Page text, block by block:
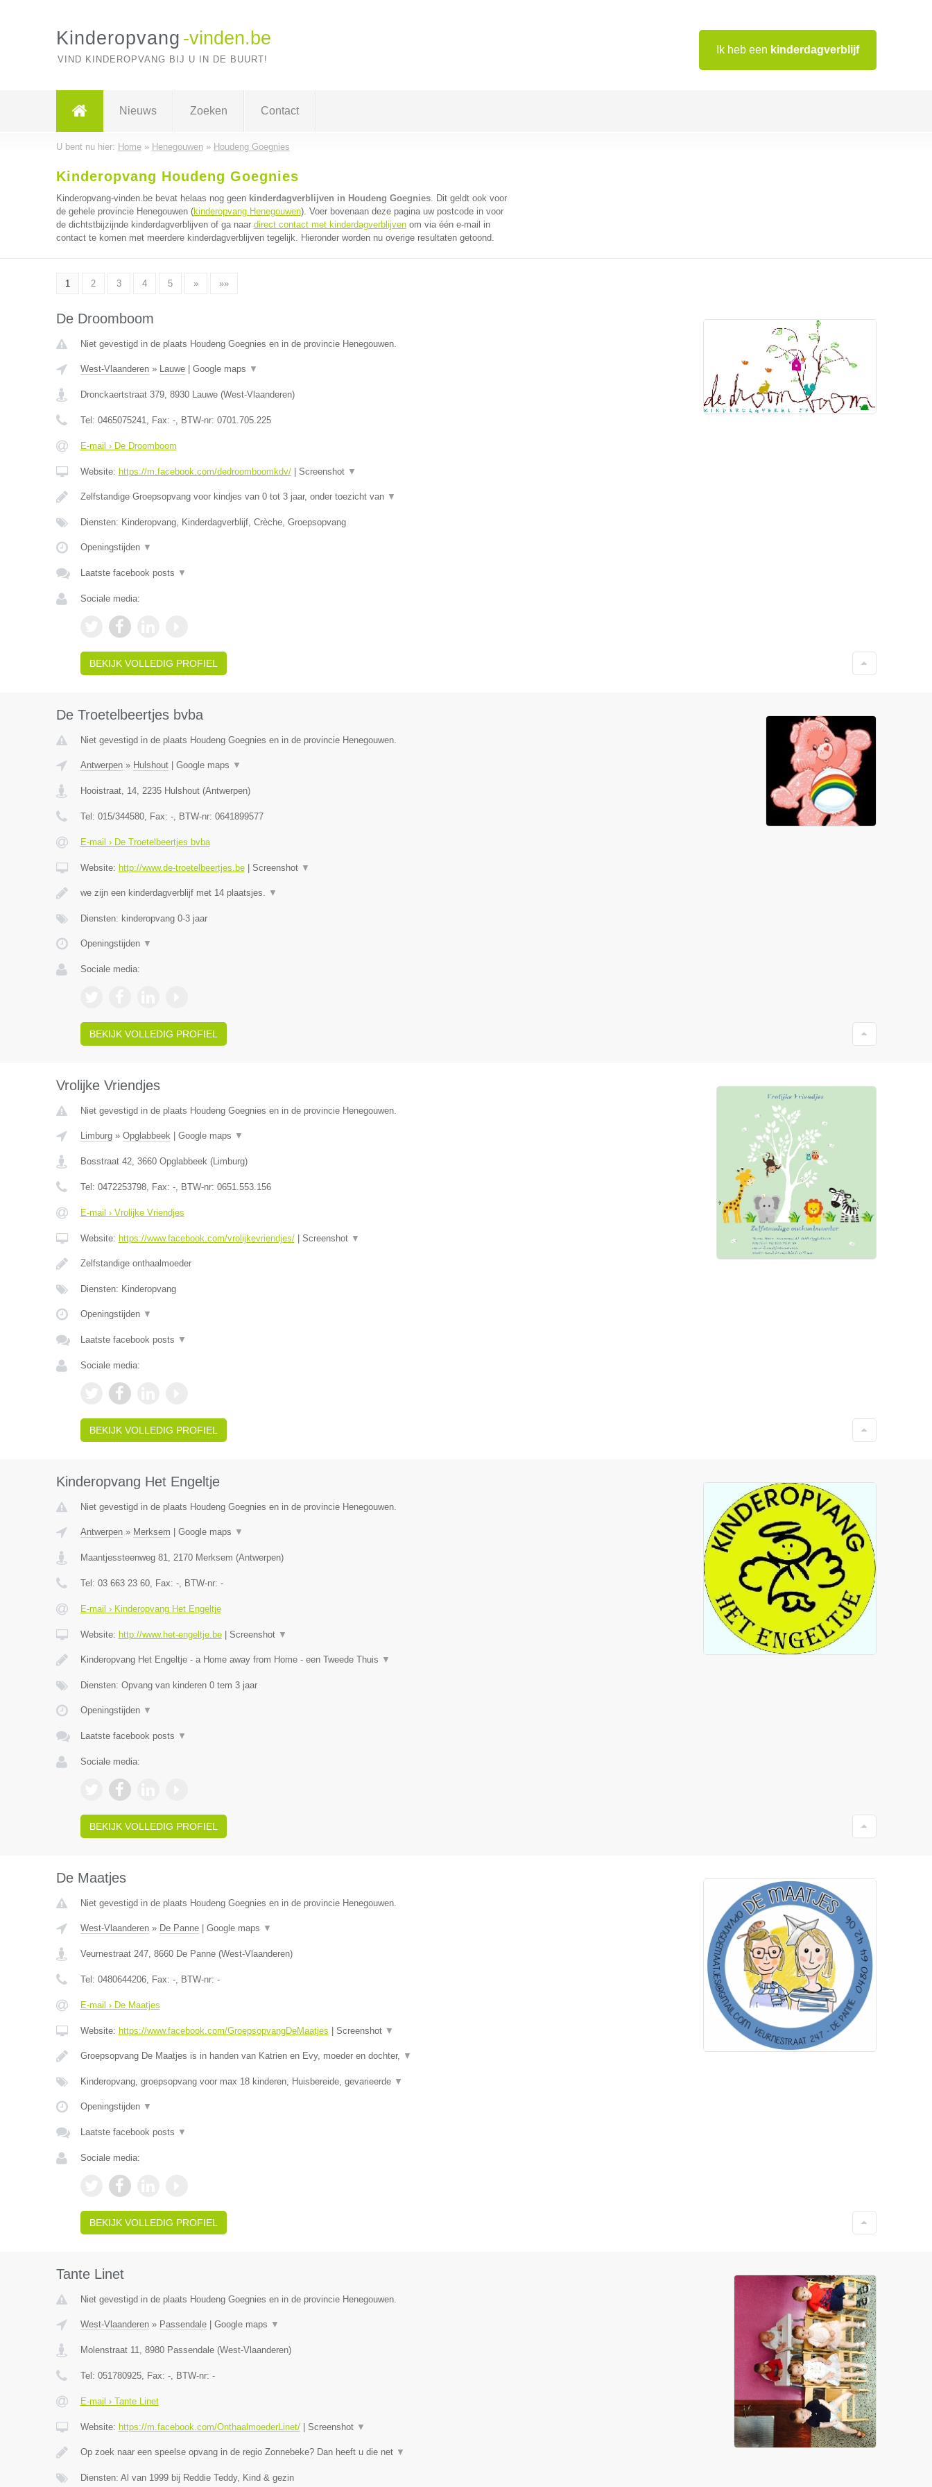
Ik heb een kinderdagverblijf
Kinderopvang -vinden.be
VIND KINDEROPVANG BIJ U IN DE BUURT!
Nieuws Zoeken Contact
U bent nu hier: Home» Henegouwen» Houdeng Goegnies
Kinderopvang Houdeng Goegnies
Kinderopvang-vinden.be bevat helaas nog geen kinderdagverblijven in Houdeng Goegnies. Dit geldt ook voor
de gehele provincie Henegouwen (kinderopvang Henegouwen). Voer bovenaan deze pagina uw postcode in voor
de dichtstbijzijnde kinderdagverblijven of ga naar direct contact met kinderdagverblijvenom via één e-mail in
contact te komen met meerdere kinderdagverblijven tegelijk. Hieronder worden nu overige resultaten getoond.
1 2 3 4 5 » »»
De Droomboom
Niet gevestigd in de plaats Houdeng Goegnies en in de provincie Henegouwen.
West-Vlaanderen» Lauwe| Google maps ▼
Dronckaertstraat 379, 8930 Lauwe(West-Vlaanderen)
Tel: 0465075241, Fax: -, BTW-nr: 0701.705.225
E-mail › De Droomboom
Website: https://m.facebook.com/dedroomboomkdv/| Screenshot ▼
Zelfstandige Groepsopvang voor kindjes van 0 tot 3 jaar, onder toezicht van ▼
Diensten: Kinderopvang, Kinderdagverblijf, Crèche, Groepsopvang
Openingstijden ▼
Laatste facebook posts ▼
Sociale media:
BEKIJK VOLLEDIG PROFIEL
De Troetelbeertjes bvba
Niet gevestigd in de plaats Houdeng Goegnies en in de provincie Henegouwen.
Antwerpen» Hulshout| Google maps ▼
Hooistraat, 14, 2235 Hulshout(Antwerpen)
Tel: 015/344580, Fax: -, BTW-nr: 0641899577
E-mail › De Troetelbeertjes bvba
Website: http://www.de-troetelbeertjes.be| Screenshot ▼
we zijn een kinderdagverblijf met 14 plaatsjes. ▼
Diensten: kinderopvang 0-3 jaar
Openingstijden ▼
Sociale media:
BEKIJK VOLLEDIG PROFIEL
Vrolijke Vriendjes
Niet gevestigd in de plaats Houdeng Goegnies en in de provincie Henegouwen.
Limburg» Opglabbeek| Google maps ▼
Bosstraat 42, 3660 Opglabbeek(Limburg)
Tel: 0472253798, Fax: -, BTW-nr: 0651.553.156
E-mail › Vrolijke Vriendjes
Website: https://www.facebook.com/vrolijkevriendjes/| Screenshot ▼
Zelfstandige onthaalmoeder
Diensten: Kinderopvang
Openingstijden ▼
Laatste facebook posts ▼
Sociale media:
BEKIJK VOLLEDIG PROFIEL
Kinderopvang Het Engeltje
Niet gevestigd in de plaats Houdeng Goegnies en in de provincie Henegouwen.
Antwerpen» Merksem Google maps ▼
Maantjessteenweg 81, 2170 Merksem (Antwerpen)
Tel: 03 663 23 60, Fax: -, BTW-nr: -
E-mail › Kinderopvang Het Engeltje
Website: http://www.het-engeltje.be| Screenshot ▼
Kinderopvang Het Engeltje - a Home away from Home - een Tweede Thuis ▼
Diensten: Opvang van kinderen 0 tem 3 jaar
Openingstijden ▼
Laatste facebook posts ▼
Sociale media:
BEKIJK VOLLEDIG PROFIEL
De Maatjes
Niet gevestigd in de plaats Houdeng Goegnies en in de provincie Henegouwen.
West-Vlaanderen» De Panne| Google maps ▼
Veurnestraat 247, 8660 De Panne(West-Vlaanderen)
Tel: 0480644206, Fax: -, BTW-nr: -
E-mail › De Maatjes
Website: https://www.facebook.com/GroepsopvangDeMaatjes Screenshot ▼
Groepsopvang De Maatjes is in handen van Katrien en Evy, moeder en dochter, ▼
Kinderopvang, groepsopvang voor max 18 kinderen, Huisbereide, gevarieerde ▼
Openingstijden ▼
Laatste facebook posts ▼
Sociale media:
BEKIJK VOLLEDIG PROFIEL
Tante Linet
Niet gevestigd in de plaats Houdeng Goegnies en in de provincie Henegouwen.
West-Vlaanderen» Passendale| Google maps ▼
Molenstraat 11, 8980 Passendale(West-Vlaanderen)
Tel: 051780925, Fax: -, BTW-nr: -
E-mail › Tante Linet
Website: https://m.facebook.com/OnthaalmoederLinet/| Screenshot ▼
Op zoek naar een speelse opvang in de regio Zonnebeke? Dan heeft u die net ▼
Diensten: Al van 1999 bij Reddie Teddy, Kind & gezin